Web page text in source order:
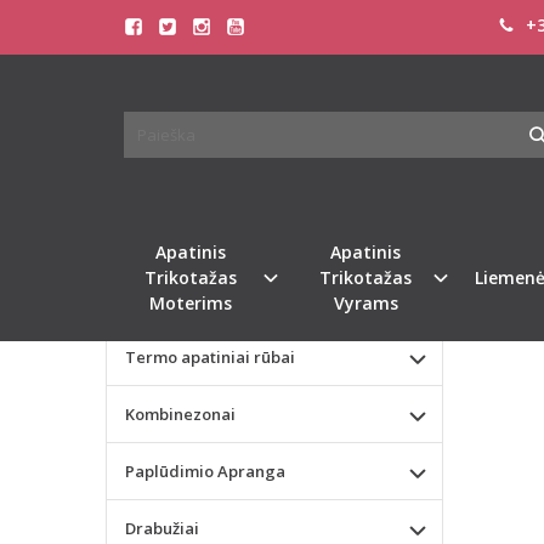
Apatinis
Trikotažas
Moterims
Apatinis
Trikotažas
Vyrams
Valentino dienos dovana
Liemenėlės
Termo apatiniai rūbai
Kombinezonai
Paplūdimio Apranga
Drabužiai